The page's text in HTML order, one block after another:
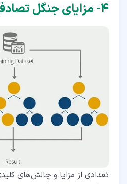
۴‏- مزایای جنگل تصادفی
تعدادی از مزایا و چالش‌های